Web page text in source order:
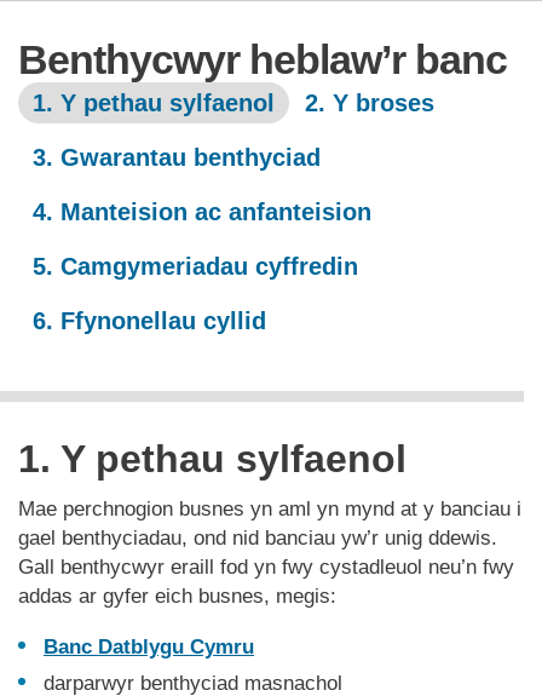
Benthycwyr heblaw’r banc
1. Y pethau sylfaenol 2. Y broses
3. Gwarantau benthyciad
4. Manteision ac anfanteision
5. Camgymeriadau cyffredin
6. Ffynonellau cyllid
1. Y pethau sylfaenol
Mae perchnogion busnes yn aml yn mynd at y banciau i
gael benthyciadau, ond nid banciau yw’r unig ddewis.
Gall benthycwyr eraill fod yn fwy cystadleuol neu’n fwy
addas ar gyfer eich busnes, megis:
Banc Datblygu Cymru
darparwyr benthyciad masnachol